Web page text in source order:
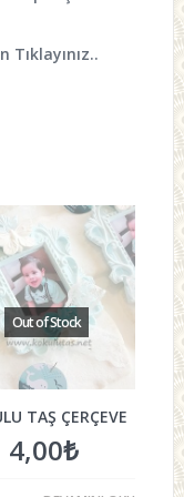
Tıklayınız..
TAŞ ÇERÇEVE
4,00₺